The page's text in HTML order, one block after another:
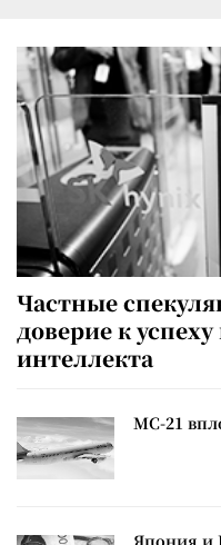
Частные
доверие к
интеллекта
МС-21